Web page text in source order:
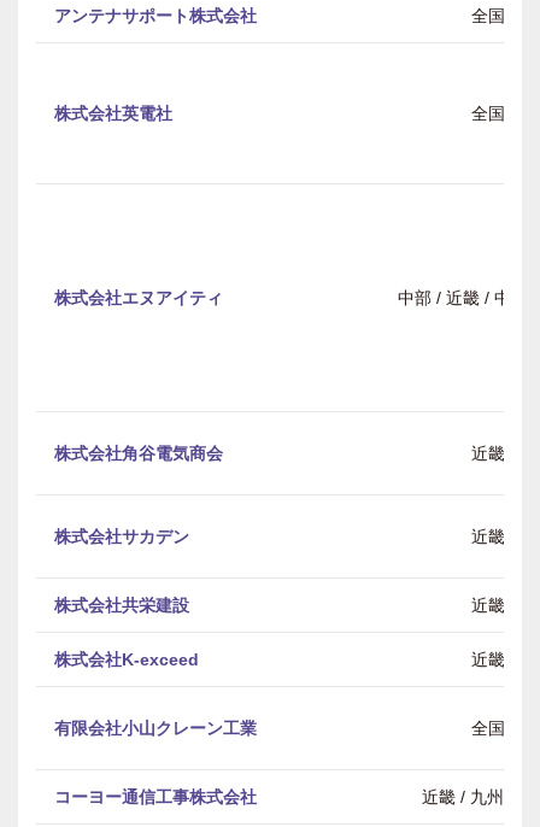
アンテナサポート株式会社 全国
株式会社英電社 全国
株式会社エヌアイティ 中部 / 近畿 / 中国
株式会社角谷電気商会 近畿
株式会社サカデン 近畿
株式会社共栄建設 近畿
株式会社K-exceed 近畿
有限会社小山クレーン工業 全国
コーヨー通信工事株式会社 近畿 / 九州・